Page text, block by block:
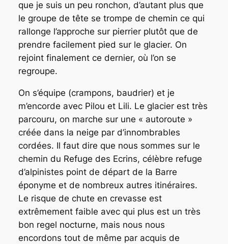
que je suis un peu ronchon, d’autant plus que
le groupe de tête se trompe de chemin ce qui
rallonge l’approche sur pierrier plutôt que de
prendre facilement pied sur le glacier. On
rejoint finalement ce dernier, où l’on se
regroupe.
On s’équipe (crampons, baudrier) et je
m’encorde avec Pilou et Lili. Le glacier est très
parcouru, on marche sur une « autoroute »
créée dans la neige par d’innombrables
cordées. Il faut dire que nous sommes sur le
chemin du Refuge des Ecrins, célèbre refuge
d’alpinistes point de départ de la Barre
éponyme et de nombreux autres itinéraires.
Le risque de chute en crevasse est
extrêmement faible avec qui plus est un très
bon regel nocturne, mais nous nous
encordons tout de même par acquis de